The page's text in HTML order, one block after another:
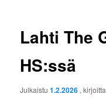
Lahti The
HS:ssä
Julkaistu1.2.2026 ,